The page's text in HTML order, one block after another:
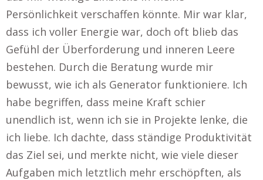
Persönlichkeit verschaffen könnte. Mir war klar,
dass ich voller Energie war, doch oft blieb das
Gefühl der Überforderung und inneren Leere
bestehen. Durch die Beratung wurde mir
bewusst, wie ich als Generator funktioniere. Ich
habe begriffen, dass meine Kraft schier
unendlich ist, wenn ich sie in Projekte lenke, die
ich liebe. Ich dachte, dass ständige Produktivität
das Ziel sei, und merkte nicht, wie viele dieser
Aufgaben mich letztlich mehr erschöpften, als